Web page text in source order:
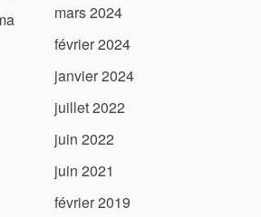
mars 2024
février 2024
janvier 2024
juillet 2022
juin 2022
juin 2021
février 2019